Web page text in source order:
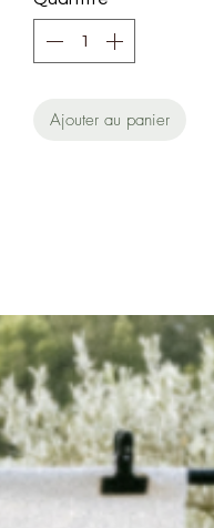
- Denim lavé
- Col cubain
Ajouter au panier